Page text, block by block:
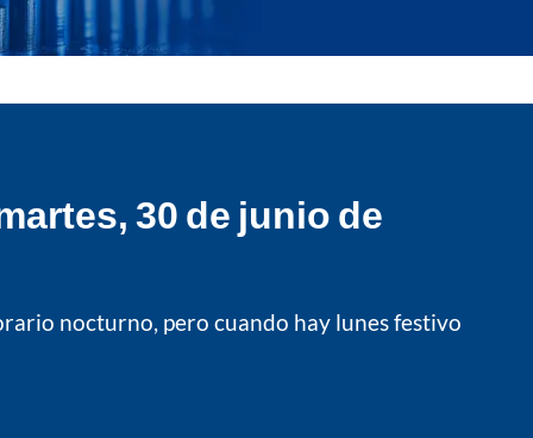
30 de junio de
nocturno, pero cuando hay lunes festivo